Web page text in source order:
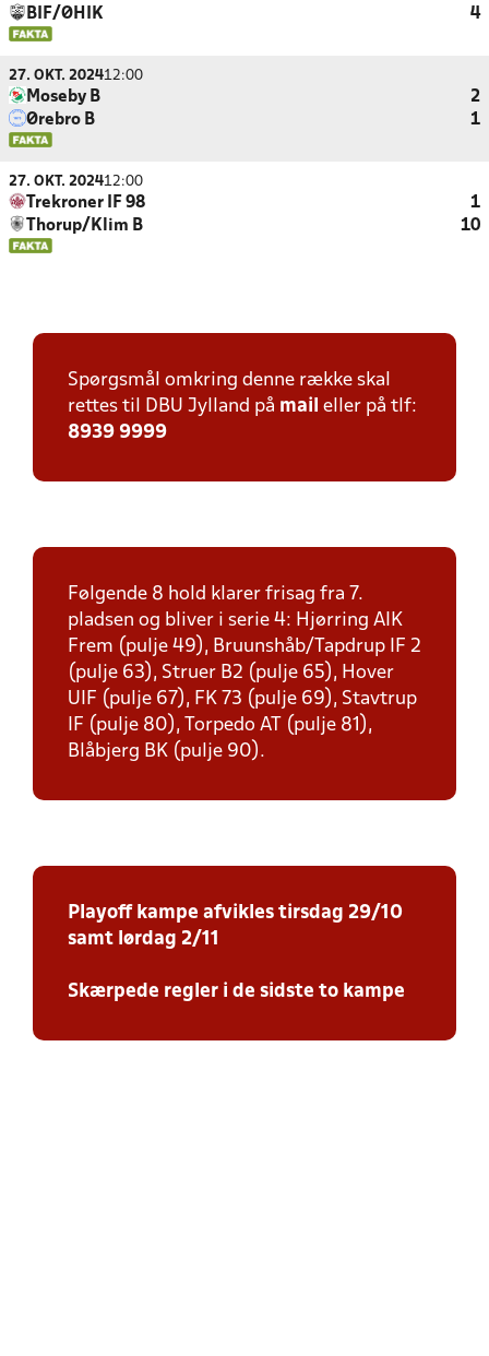
BIF/ØHIK
4
27. OKT. 202412:00
Moseby B
2
Ørebro B
1
27. OKT. 202412:00
Trekroner IF 98
1
Thorup/Klim B
10
Spørgsmål omkring denne række skal
rettes til DBU Jylland på mail eller på tlf:
8939 9999
Følgende 8 hold klarer frisag fra 7.
pladsen og bliver i serie 4: Hjørring AIK
Frem (pulje 49), Bruunshåb/Tapdrup IF 2
(pulje 63), Struer B2 (pulje 65), Hover
UIF (pulje 67), FK 73 (pulje 69), Stavtrup
IF (pulje 80), Torpedo AT (pulje 81),
Blåbjerg BK (pulje 90).
Playoff kampe afvikles tirsdag 29/10
samt lørdag 2/11
Skærpede regler i de sidste to kampe